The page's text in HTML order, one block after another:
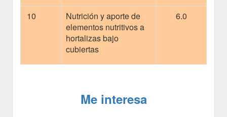
10
Nutrición y aporte de
elementos nutritivos a
hortalizas bajo
cubiertas
6.0
Me interesa